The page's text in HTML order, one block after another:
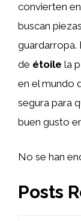
convierten
buscan
guardarropa.
de étoile la
en el mundo
segura para
buen gusto
No se han
Posts